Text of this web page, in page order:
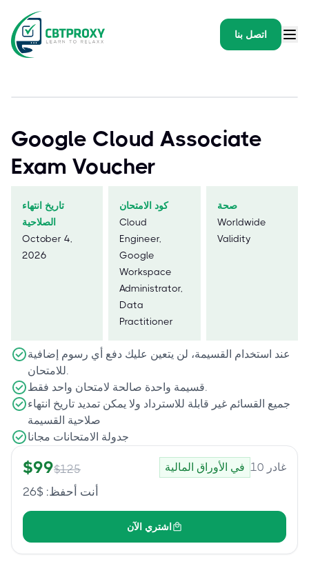
اتصل بنا
Google Cloud Associate
Exam Voucher
تاريخ انتهاء
الصلاحية
October 4,
2026
كود الامتحان
Cloud
Engineer,
Google
Workspace
Administrator,
Data
Practitioner
صحة
Worldwide
Validity
عند استخدام القسيمة، لن يتعين عليك دفع أي رسوم إضافية
للامتحان.
قسيمة واحدة صالحة لامتحان واحد فقط.
جميع القسائم غير قابلة للاسترداد ولا يمكن تمديد تاريخ انتهاء
صلاحية القسيمة
جدولة الامتحانات مجانا
$99$125 في الأوراق المالية 10 غادر
أنت أحفظ: $
26
اشتري الآن